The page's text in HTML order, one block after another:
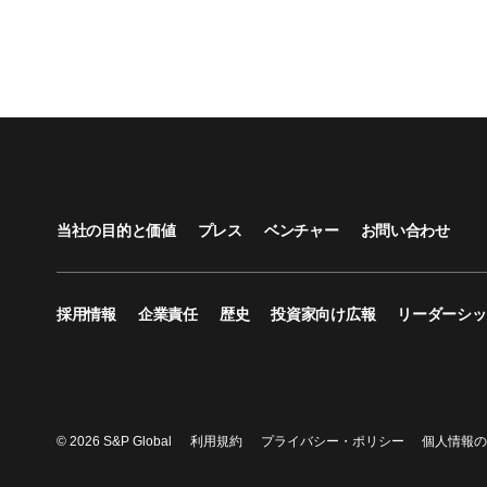
当社の目的と価値 プレス ベンチャー お問い合わせ
採用情報 企業責任 歴史 投資家向け広報 リーダーシ
© 2026 S&P Global 利用規約 プライバシー・ポリシー 個人情報